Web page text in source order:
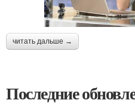
читать дальше →
Последние